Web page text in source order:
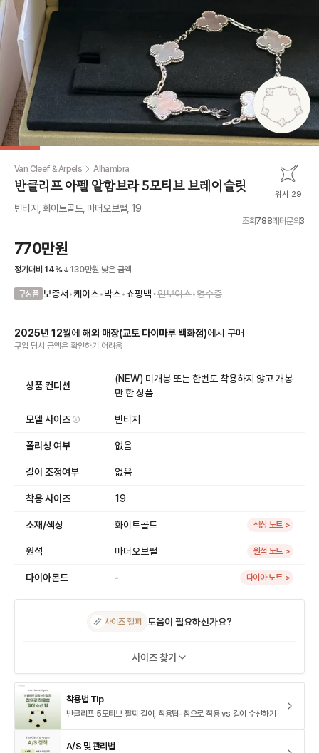
Van Cleef & Arpels Alhambra
반클리프 아펠 알함브라 5모티브 브레이슬릿 위시 29
빈티지, 화이트골드, 마더오브펄, 19
조회788레터문의3
770만원
정가대비 14% 130만원 낮은 금액
구성품 보증서 •케이스•박스•쇼핑백•인보이스•영수증
2025년 12월에 해외 매장(교토 다이마루 백화점)에서 구매
구입 당시 금액은 확인하기 어려움
상품 컨디션
(NEW) 미개봉 또는 한번도 착용하지 않고 개봉
만 한 상품
모델 사이즈 빈티지
폴리싱 여부 없음
길이 조정여부 없음
착용 사이즈 19
소재/색상 화이트골드 색상 노트 >
원석 마더오브펄 원석 노트 >
다이아몬드 - 다이아 노트 >
📏 사이즈 헬퍼 도움이 필요하신가요?
사이즈 찾기
착용법 Tip
반클리프 5모티브 팔찌 길이, 착용팁-참으로 착용 vs 길이 수선하기
A/S 및 관리법